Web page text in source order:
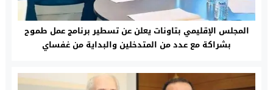
المجلس الإقليمي بتاونات يعلن عن تسطير برنامج عمل طموح
بشراكة مع عدد من المتدخلين والبداية من غفساي